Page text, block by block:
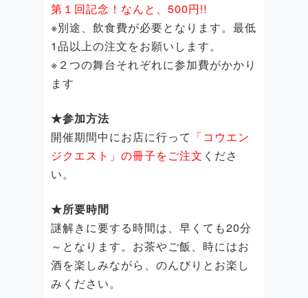
第１回記念！なんと、500円!!
※別途、飲食費が必要となります。最低
1品以上の注文をお願いします。
※２つの舞台それぞれに参加費がかかり
ます
★参加方法
開催期間中にお店に行って 「コウエン
ジクエスト」の冊子をご注文 くださ
い。
★所要時間
謎解きに要する時間は、早くても20分
～となります。お茶やご飯、時にはお
酒を楽しみながら、のんびりとお楽し
みください。